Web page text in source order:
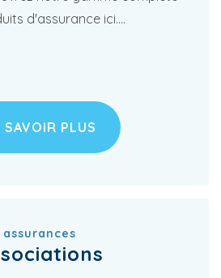
d'assurance ici....
SAVOIR PLUS
assurances